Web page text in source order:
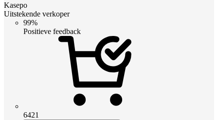
Kasepo
Uitstekende verkoper
99%
Positieve feedback
6421